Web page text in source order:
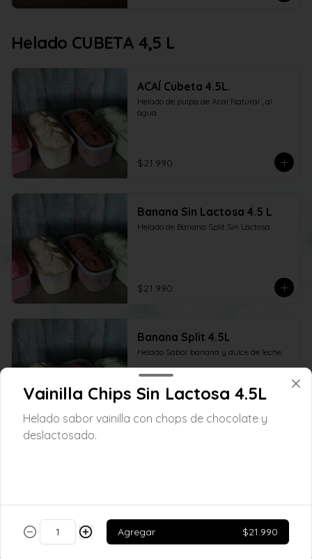
Helado CUBETA 4,5 L
ACAÍ Cubeta 4.5L.
Helado de pulpa de Acaí Natural , al
agua
$21.990
Banana Sin Lactosa 4.5 L
Helado de Banana Split Sin Lactosa
$21.990
Banana Split 4.5L
Helado Sabor banana y dulce de leche.
$21.990
$21.990
Vainilla Chips Sin Lactosa 4.5L
Helado sabor vainilla con chops de chocolate y
deslactosado.
Agregar $21.990